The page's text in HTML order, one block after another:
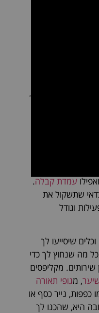
חלק חיוני
קרם לחות ועד
לך מגוון
לך לעצב שיער
ומושלם.
אלו, תוכל
אותם לעצמם, ובכך
עמדת קבלה.
שתשקול את
וגודל
שיסייעו לך
מה שנחוץ לך כדי
שירותים. מקליפסים
, מגופי תאורה
כפפות, נייר כסף או
היא, שהכנו לך